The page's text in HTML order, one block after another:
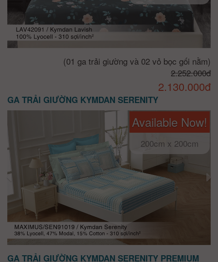
(01 ga trải giường và 02 vỏ bọc gối nằm)
2.252.000đ
2.130.000đ
GA TRẢI GIƯỜNG KYMDAN SERENITY
Available Now!
200cm x 200cm
GA TRẢI GIƯỜNG KYMDAN SERENITY PREMIUM